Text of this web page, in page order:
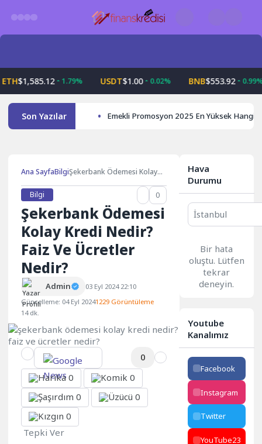
$1,585.12 1.79% USDT$1.00 0.02% $553.92 0.99%
Son Yazılar Emekli Promosyon 2025 En Yüksek Hangi
Ana SayfaBilgiŞekerbank Ödemesi Kolay
Bilgi 0
Şekerbank Ödemesi
Kolay Kredi Nedir?
Faiz Ve Ücretler
Nedir?
Admin
03 Eyl 2024 22:10
Güncelleme: 04 Eyl 20241229 Görüntüleme
14 dk.
0
0
0
0
0
0
Tepki Ver
Hava
Durumu
Bir hata
oluştu. Lütfen
tekrar
deneyin.
Youtube
Kanalımız
Facebook
Instagram
Twitter
YouTube23